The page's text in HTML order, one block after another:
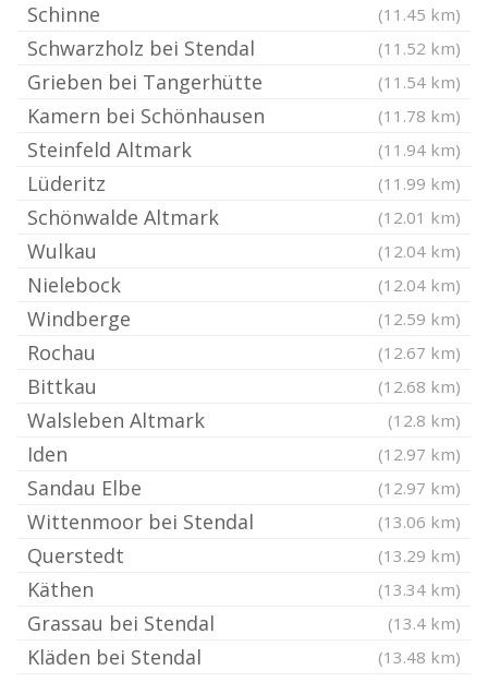
Schinne (11.45 km)
Schwarzholz bei Stendal (11.52 km)
Grieben bei Tangerhütte (11.54 km)
Kamern bei Schönhausen (11.78 km)
Steinfeld Altmark (11.94 km)
Lüderitz (11.99 km)
Schönwalde Altmark (12.01 km)
Wulkau (12.04 km)
Nielebock (12.04 km)
Windberge (12.59 km)
Rochau (12.67 km)
Bittkau (12.68 km)
Walsleben Altmark (12.8 km)
Iden (12.97 km)
Sandau Elbe (12.97 km)
Wittenmoor bei Stendal (13.06 km)
Querstedt (13.29 km)
Käthen (13.34 km)
Grassau bei Stendal (13.4 km)
Kläden bei Stendal (13.48 km)